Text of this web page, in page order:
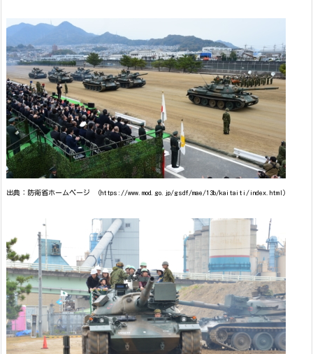
出典：防衛省ホームページ （https://www.mod.go.jp/gsdf/mae/13b/kaitaiti/index.html）